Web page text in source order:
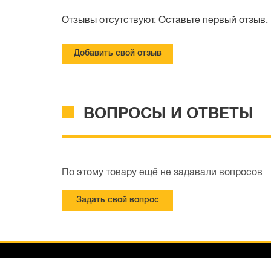
Отзывы отсутствуют. Оставьте первый отзыв.
Добавить свой отзыв
ВОПРОСЫ И ОТВЕТЫ
По этому товару ещё не задавали вопросов
Задать свой вопрос